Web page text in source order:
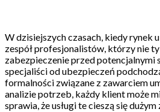
W dzisiejszych czasach, kiedy rynek
zespół profesjonalistów, którzy nie
zabezpieczenie przed potencjalnymi
specjaliści od ubezpieczeń
formalności związane z zawarciem
analizie potrzeb, każdy klient może
sprawia, że usługi te cieszą się